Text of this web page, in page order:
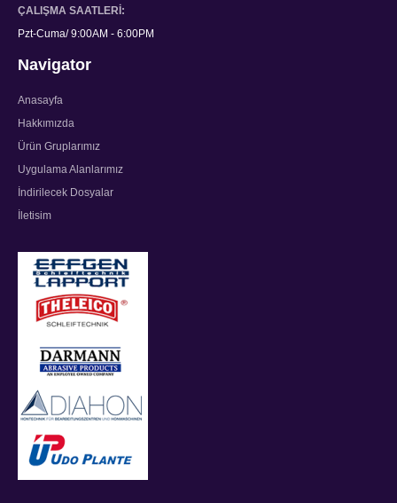
ÇALIŞMA SAATLERI:
Pzt-Cuma/ 9:00AM - 6:00PM
Navigator
Anasayfa
Hakkımızda
Ürün Gruplarımız
Uygulama Alanlarımız
İndirilecek Dosyalar
İletisim